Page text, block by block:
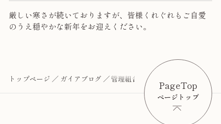
厳しい寒さが続いておりますが、皆様くれぐれもご自愛
のうえ穏やかな新年をお迎えください。
トップページ ガイアブログ 管理組合様・分譲の入居者様へ【
PageTop
ページトップ